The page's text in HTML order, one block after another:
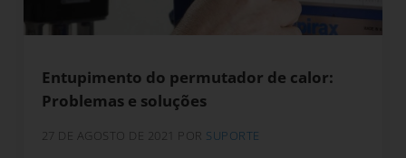
Entupimento do permutador de calor:
Problemas e soluções
27 DE AGOSTO DE 2021 POR SUPORTE